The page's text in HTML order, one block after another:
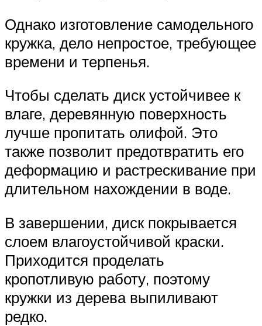
Однако изготовление самодельного
кружка, дело непростое, требующее
времени и терпенья.
Чтобы сделать диск устойчивее к
влаге, деревянную поверхность
лучше пропитать олифой. Это
также позволит предотвратить его
деформацию и растрескивание при
длительном нахождении в воде.
В завершении, диск покрывается
слоем влагоустойчивой краски.
Приходится проделать
кропотливую работу, поэтому
кружки из дерева выпиливают
редко.